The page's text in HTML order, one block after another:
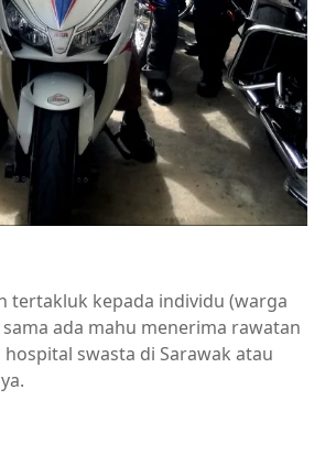
tertakluk kepada individu (warga
ada mahu menerima rawatan
swasta di Sarawak atau